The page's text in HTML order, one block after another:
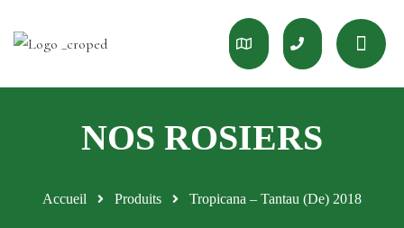
Accueil Produits Tropicana – Tantau (De) 2018